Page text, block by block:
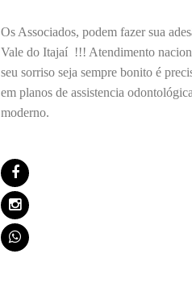
Os Associados, podem fazer sua
Vale do Itajaí !!! Atendimento
seu sorriso seja sempre bonito é
em planos de assistencia
moderno.